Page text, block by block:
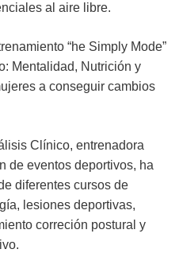
al aire libre.
“he Simply Mode”
Mentalidad, Nutrición y
a conseguir cambios
Clínico, entrenadora
de eventos deportivos, ha
diferentes cursos de
lesiones deportivas,
correción postural y